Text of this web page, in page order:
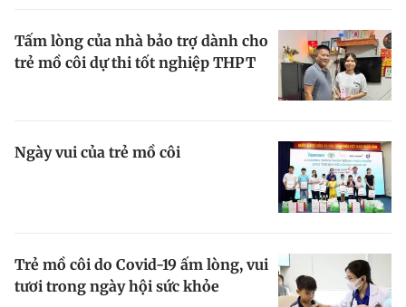
Tấm lòng của nhà bảo trợ dành cho
trẻ mồ côi dự thi tốt nghiệp THPT
Ngày vui của trẻ mồ côi
Trẻ mồ côi do Covid-19 ấm lòng, vui
tươi trong ngày hội sức khỏe